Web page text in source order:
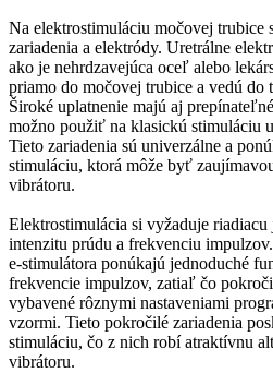
Na elektrostimuláciu močovej trubice
zariadenia a elektródy. Uretrálne
ako je nehrdzavejúca oceľ alebo
priamo do močovej trubice a vedú do
Široké uplatnenie majú aj
možno použiť na klasickú stimuláciu
Tieto zariadenia sú univerzálne a
stimuláciu, ktorá môže byť
vibrátoru.
Elektrostimulácia si vyžaduje
intenzitu prúdu a frekvenciu
e-stimulátora ponúkajú jednoduché
frekvencie impulzov, zatiaľ čo
vybavené rôznymi nastaveniami
vzormi. Tieto pokročilé zariadenia
stimuláciu, čo z nich robí atraktívnu
vibrátoru.